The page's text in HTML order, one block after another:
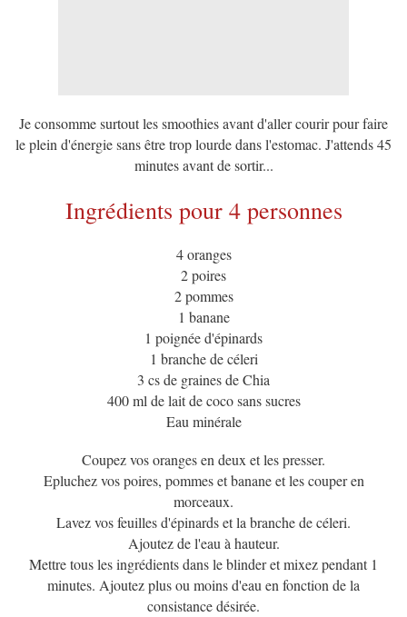
Je consomme surtout les smoothies avant d'aller courir pour faire
le plein d'énergie sans être trop lourde dans l'estomac. J'attends 45
minutes avant de sortir...
Ingrédients pour 4 personnes
4 oranges
2 poires
2 pommes
1 banane
1 poignée d'épinards
1 branche de céleri
3 cs de graines de Chia
400 ml de lait de coco sans sucres
Eau minérale
Coupez vos oranges en deux et les presser.
Epluchez vos poires, pommes et banane et les couper en
morceaux.
Lavez vos feuilles d'épinards et la branche de céleri.
Ajoutez de l'eau à hauteur.
Mettre tous les ingrédients dans le blinder et mixez pendant 1
minutes. Ajoutez plus ou moins d'eau en fonction de la
consistance désirée.